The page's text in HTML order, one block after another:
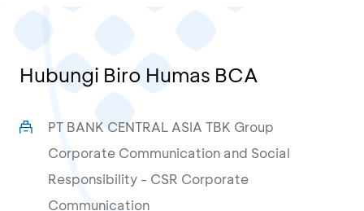
Hubungi Biro Humas BCA
PT BANK CENTRAL ASIA TBK Group
Corporate Communication and Social
Responsibility - CSR Corporate
Communication